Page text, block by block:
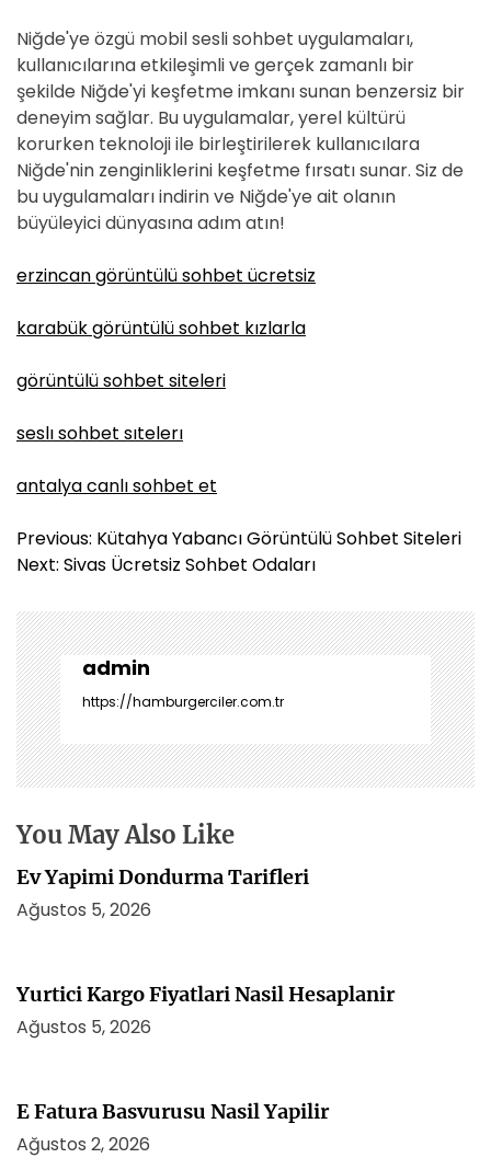
Niğde'ye özgü mobil sesli sohbet uygulamaları,
kullanıcılarına etkileşimli ve gerçek zamanlı bir
şekilde Niğde'yi keşfetme imkanı sunan benzersiz bir
deneyim sağlar. Bu uygulamalar, yerel kültürü
korurken teknoloji ile birleştirilerek kullanıcılara
Niğde'nin zenginliklerini keşfetme fırsatı sunar. Siz de
bu uygulamaları indirin ve Niğde'ye ait olanın
büyüleyici dünyasına adım atın!
erzincan görüntülü sohbet ücretsiz
karabük görüntülü sohbet kızlarla
görüntülü sohbet siteleri
seslı sohbet sıtelerı
antalya canlı sohbet et
Y
a
ı
g
e
z
i
n
m
s
i
Previous: Kütahya Yabancı Görüntülü Sohbet Siteleri
Next: Sivas Ücretsiz Sohbet Odaları
admin
https://hamburgerciler.com.tr
You May Also Like
Ev Yapimi Dondurma Tarifleri
Ağustos 5, 2026
Yurtici Kargo Fiyatlari Nasil Hesaplanir
Ağustos 5, 2026
E Fatura Basvurusu Nasil Yapilir
Ağustos 2, 2026